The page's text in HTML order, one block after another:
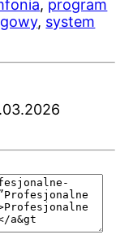
, program
, system